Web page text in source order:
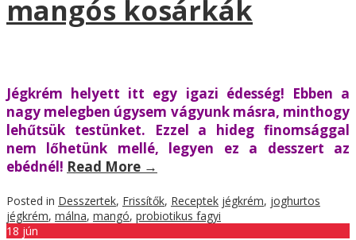
mangós kosárkák
Jégkrém helyett itt egy igazi édesség! Ebben a
nagy melegben úgysem vágyunk másra, minthogy
lehűtsük testünket. Ezzel a hideg finomsággal
nem lőhetünk mellé, legyen ez a desszert az
ebédnél! Read More →
Posted in Desszertek, Frissítők, Receptek jégkrém, joghurtos
jégkrém, málna, mangó, probiotikus fagyi
18 jún